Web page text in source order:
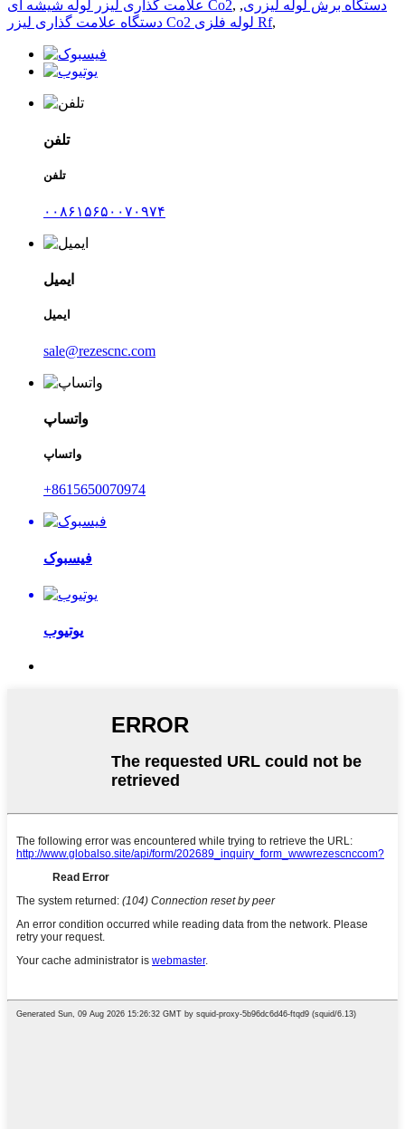
علامت گذاری لیزر لوله شیشه ای Co2, دستگاه برش لوله لیزری,
دستگاه علامت گذاری لیزر Co2 لوله فلزی Rf,
تلفن
تلفن
۰۰۸۶۱۵۶۵۰۰۷۰۹۷۴
ایمیل
ایمیل
sale@rezescnc.com
واتساپ
واتساپ
‎+8615650070974‎
فیسبوک
یوتیوب